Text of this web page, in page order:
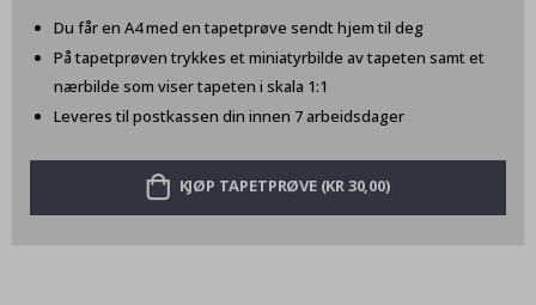
Du får en A4 med en tapetprøve sendt hjem til deg
På tapetprøven trykkes et miniatyrbilde av tapeten samt et
nærbilde som viser tapeten i skala 1:1
Leveres til postkassen din innen 7 arbeidsdager
KJØP TAPETPRØVE (KR 30,00)